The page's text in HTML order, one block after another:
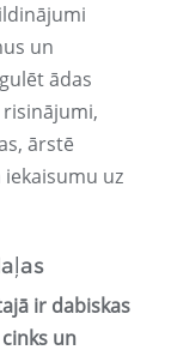
un
ādas
ārstē
uz
ir dabiskas
un